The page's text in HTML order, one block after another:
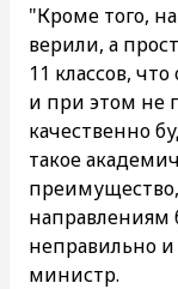
"Кроме того,
верили, а
11 классов,
и при этом не
качественно
такое
направлениям
неправильно
министр.